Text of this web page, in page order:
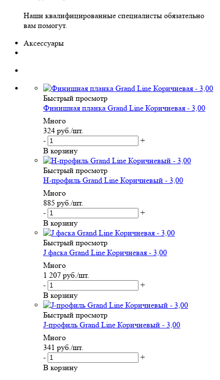
Наши квалифицированные специалисты обязательно
вам помогут.
Аксессуары
Быстрый просмотр
Финишная планка Grand Line Коричневая - 3,00
Много
324 руб./шт.
-
+
В корзину
Быстрый просмотр
H-профиль Grand Line Коричневый - 3,00
Много
885 руб./шт.
-
+
В корзину
Быстрый просмотр
J фаска Grand Line Коричневая - 3,00
Много
1 207 руб./шт.
-
+
В корзину
Быстрый просмотр
J-профиль Grand Line Коричневый - 3,00
Много
341 руб./шт.
-
+
В корзину